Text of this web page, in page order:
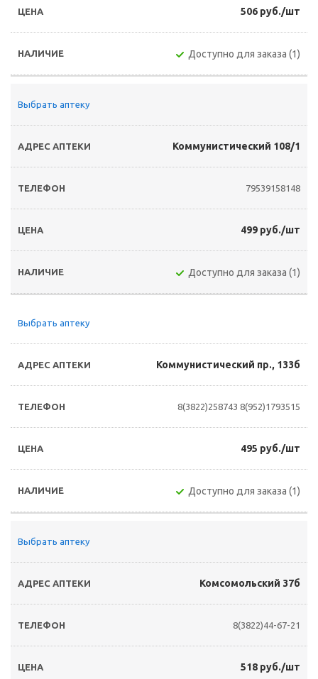
506 руб./шт
Доступно для заказа (1)
Выбрать аптеку
Коммунистический 108/1
79539158148
499 руб./шт
Доступно для заказа (1)
Выбрать аптеку
Коммунистический пр., 133б
8(3822)258743 8(952)1793515
495 руб./шт
Доступно для заказа (1)
Выбрать аптеку
Комсомольский 37б
8(3822)44-67-21
518 руб./шт